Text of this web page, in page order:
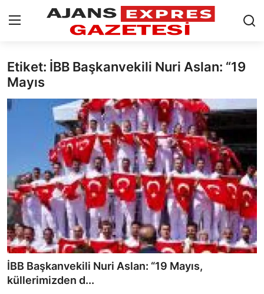
GİRİŞ YAP Kayıt olmak
AnaSayfa
Eskişehir Siyaset
Siyaset
Türkiye Gündemi
Yerel
Siber Güvenlik
Eğitim
Ekonomi
Etiket: İBB Başkanvekili Nuri Aslan: “19
Mayıs
İBB Başkanvekili Nuri Aslan: “19 Mayıs,
küllerimizden d...